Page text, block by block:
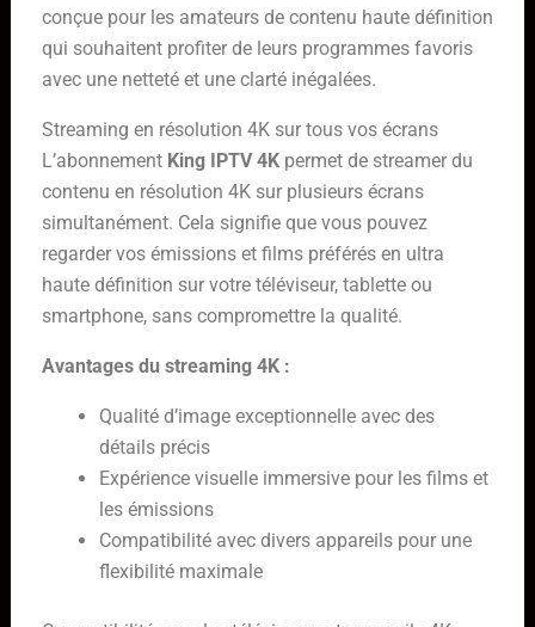
conçue pour les amateurs de contenu haute définition
qui souhaitent profiter de leurs programmes favoris
avec une netteté et une clarté inégalées.
Streaming en résolution 4K sur tous vos écrans
L’abonnement King IPTV 4Kpermet de streamer du
contenu en résolution 4K sur plusieurs écrans
simultanément. Cela signifie que vous pouvez
regarder vos émissions et films préférés en ultra
haute définition sur votre téléviseur, tablette ou
smartphone, sans compromettre la qualité.
Avantages du streaming 4K :
Qualité d’image exceptionnelle avec des
détails précis
Expérience visuelle immersive pour les films et
les émissions
Compatibilité avec divers appareils pour une
flexibilité maximale